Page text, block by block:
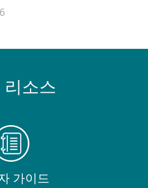
리소스
가이드